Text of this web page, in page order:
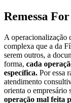
Remessa
A operacionalização
complexa que a da
serem outros, a
forma, cada
específica. Por essa
atendimento
orienta o empresário
operação mal feita